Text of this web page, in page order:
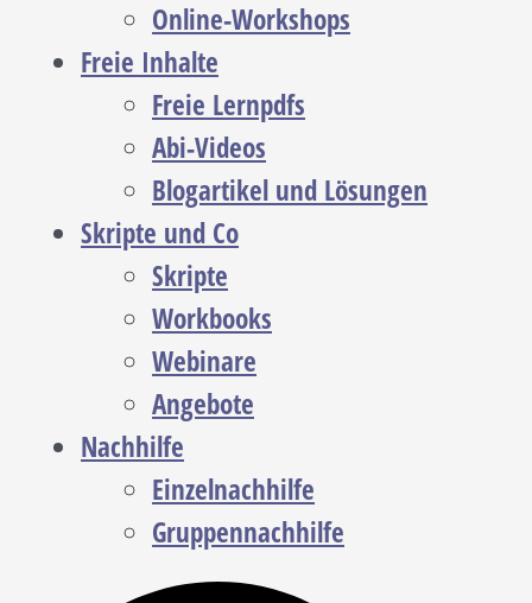
Online-Workshops
Freie Inhalte
Freie Lernpdfs
Abi-Videos
Blogartikel und Lösungen
Skripte und Co
Skripte
Workbooks
Webinare
Angebote
Nachhilfe
Einzelnachhilfe
Gruppennachhilfe